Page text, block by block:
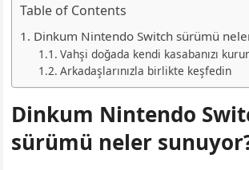
Table of Contents
Dinkum Nintendo Switch sürümü
Vahşi doğada kendi kasabanızı
Arkadaşlarınızla birlikte keşfedin
Dinkum Nintendo
sürümü neler